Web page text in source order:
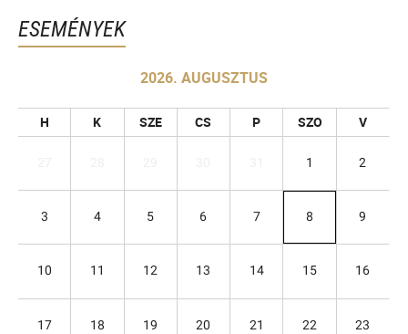
ESEMÉNYEK
2026. AUGUSZTUS
H K SZE CS P SZO V
1 2
3 4 5 6 7 8 9
10 11 12 13 14 15 16
17 18 19 20 21 22 23